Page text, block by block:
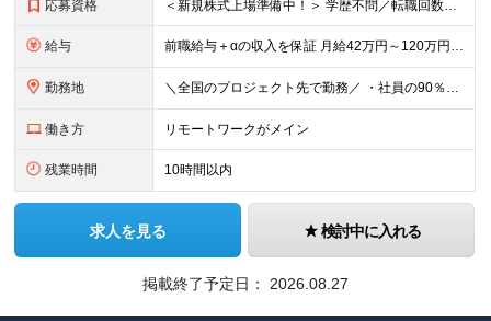
応募資格 ＜新規株式上場準備中！＞ 学歴不問／転職回数不問／第二新卒歓迎／20代～50代と幅広く活躍 ▼必須要件 ・何らかのシステム開発経験をお持ちの方（開発・インフラ不問） ▼歓迎条件 ・AWS/Azur
給与 前職給与＋αの収入を保証 月給42万円～120万円＋各種手当＋賞与 給与基準が明確かつ高還元です。 一人ひとりの生活が安定して活躍いただける環境を目指しています。 ※平均年収650万円 ・還元率8
勤務地 ＼全国のプロジェクト先で勤務／ ・社員の90％以上がリモートワークを導入 ・フルリモートで全国各地から勤務可 ‐勤務地は100%希望を反映 【本社】 埼玉県草加市谷塚町580-1 エスワンプラザ3F
働き方 リモートワークがメイン
残業時間 10時間以内
求人を見る 検討中に入れる
掲載終了予定日： 2026.08.27